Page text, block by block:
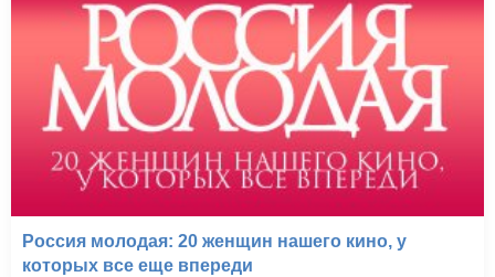
Россия молодая: 20 женщин нашего кино, у
которых все еще впереди